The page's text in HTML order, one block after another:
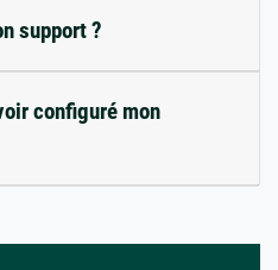
support ?
configuré mon